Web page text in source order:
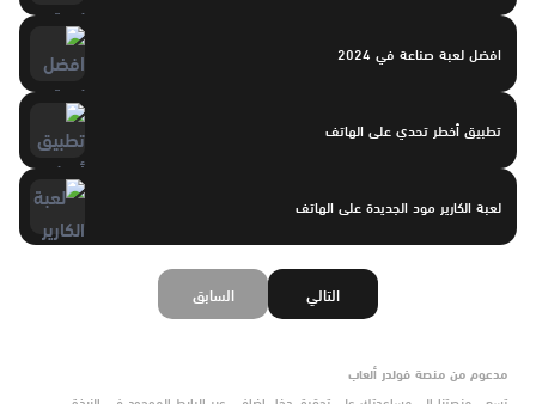
افضل لعبة صناعة في 2024
تطبيق أخطر تحدي على الهاتف
لعبة الكارير مود الجديدة على الهاتف
السابق التالي
مدعوم من منصة فولدر ألعاب